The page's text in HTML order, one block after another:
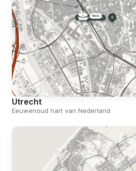
Utrecht
Eeuwenoud hart van Nederland